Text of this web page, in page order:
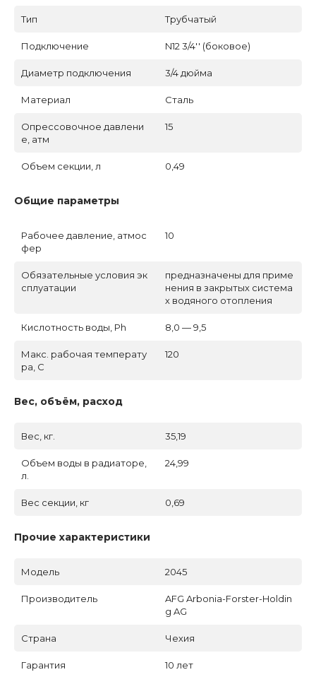
Тип Трубчатый
Подключение N12 3/4'' (боковое)
Диаметр подключения 3/4 дюйма
Материал Сталь
Опрессовочное давлени
е, атм
15
Объем секции, л 0,49
Общие параметры
Рабочее давление, атмос
фер
10
Обязательные условия эк
сплуатации
предназначены для приме
нения в закрытых система
х водяного отопления
Кислотность воды, Ph 8,0 — 9,5
Макс. рабочая температу
ра, C
120
Вес, объём, расход
Вес, кг. 35,19
Объем воды в радиаторе,
л.
24,99
Вес секции, кг 0,69
Прочие характеристики
Модель 2045
Производитель
AFG Arbonia-Forster-Holdin
g AG
Страна Чехия
Гарантия 10 лет